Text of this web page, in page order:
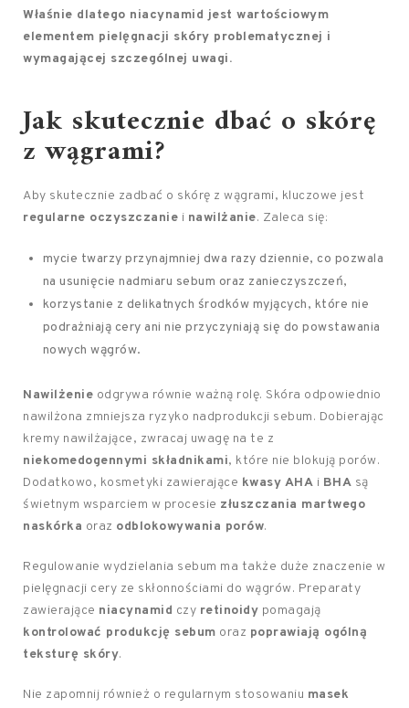
Właśnie dlatego niacynamid jest wartościowym
elementem pielęgnacji skóry problematycznej i
wymagającej szczególnej uwagi.
Jak skutecznie dbać o skórę
z wągrami?
Aby skutecznie zadbać o skórę z wągrami, kluczowe jest
regularne oczyszczanie i nawilżanie. Zaleca się:
mycie twarzy przynajmniej dwa razy dziennie, co pozwala
na usunięcie nadmiaru sebum oraz zanieczyszczeń,
korzystanie z delikatnych środków myjących, które nie
podrażniają cery ani nie przyczyniają się do powstawania
nowych wągrów.
Nawilżenie odgrywa równie ważną rolę. Skóra odpowiednio
nawilżona zmniejsza ryzyko nadprodukcji sebum. Dobierając
kremy nawilżające, zwracaj uwagę na te z
niekomedogennymi składnikami, które nie blokują porów.
Dodatkowo, kosmetyki zawierające kwasy AHA i BHA są
świetnym wsparciem w procesie złuszczania martwego
naskórka oraz odblokowywania porów.
Regulowanie wydzielania sebum ma także duże znaczenie w
pielęgnacji cery ze skłonnościami do wągrów. Preparaty
zawierające niacynamid czy retinoidy pomagają
kontrolować produkcję sebum oraz poprawiają ogólną
teksturę skóry.
Nie zapomnij również o regularnym stosowaniu masek